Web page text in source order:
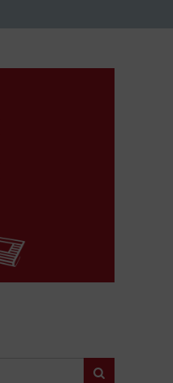
Zoeken